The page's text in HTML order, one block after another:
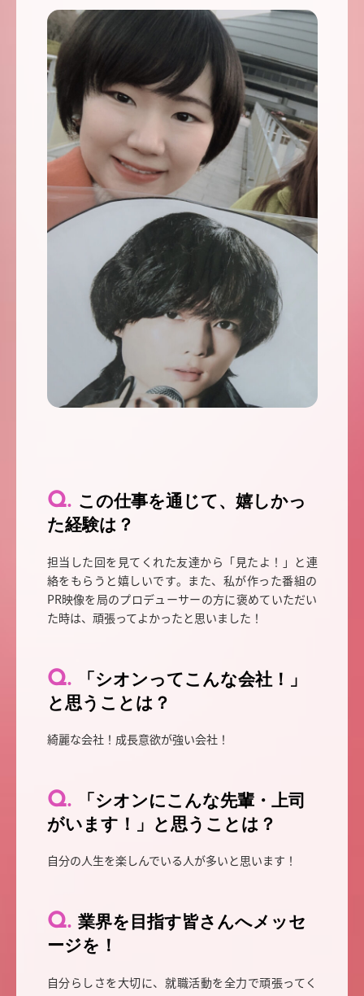
この仕事を通じて、嬉しかっ
た経験は？
担当した回を見てくれた友達から「見たよ！」と連
絡をもらうと嬉しいです。また、私が作った番組の
PR映像を局のプロデューサーの方に褒めていただい
た時は、頑張ってよかったと思いました！
「シオンってこんな会社！」
と思うことは？
綺麗な会社！成長意欲が強い会社！
「シオンにこんな先輩・上司
がいます！」と思うことは？
自分の人生を楽しんでいる人が多いと思います！
業界を目指す皆さんへメッセ
ージを！
自分らしさを大切に、就職活動を全力で頑張ってく